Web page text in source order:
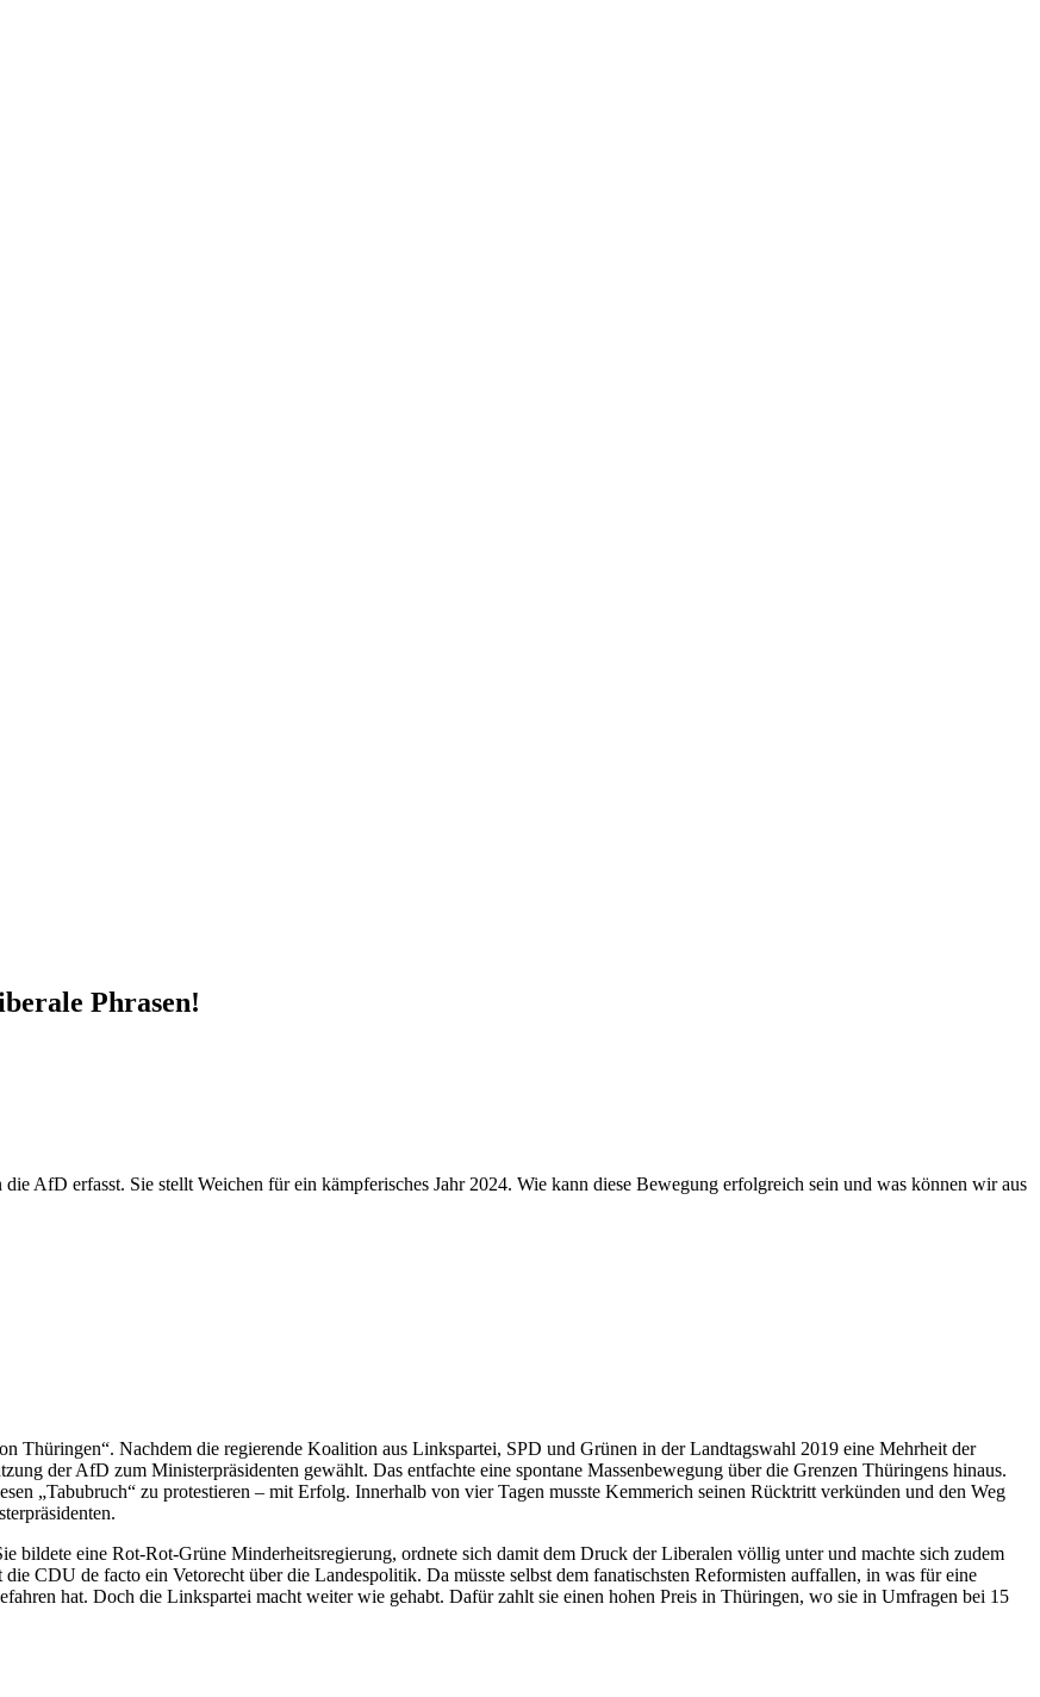
Phrasen!
AfD erfasst. Sie stellt Weichen für ein kämpferisches Jahr 2024. Wie kann diese Bewegung erfolgreich sein und was können wir aus
Thüringen“. Nachdem die regierende Koalition aus Linkspartei, SPD und Grünen in der Landtagswahl 2019 eine Mehrheit der
der AfD zum Ministerpräsidenten gewählt. Das entfachte eine spontane Massenbewegung über die Grenzen Thüringens hinaus.
„Tabubruch“ zu protestieren – mit Erfolg. Innerhalb von vier Tagen musste Kemmerich seinen Rücktritt verkünden und den Weg
bildete eine Rot-Rot-Grüne Minderheitsregierung, ordnete sich damit dem Druck der Liberalen völlig unter und machte sich zudem
CDU de facto ein Vetorecht über die Landespolitik. Da müsste selbst dem fanatischsten Reformisten auffallen, in was für eine
hat. Doch die Linkspartei macht weiter wie gehabt. Dafür zahlt sie einen hohen Preis in Thüringen, wo sie in Umfragen bei 15